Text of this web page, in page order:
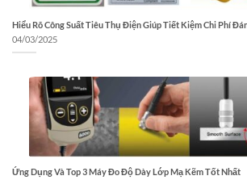
Hiểu Rõ Công Suất Tiêu Thụ Điện Giúp Tiết Kiệm Chi Phí
04/03/2025
Ứng Dụng Và Top 3 Máy Đo Độ Dày Lớp Mạ Kẽm Tốt Nhất